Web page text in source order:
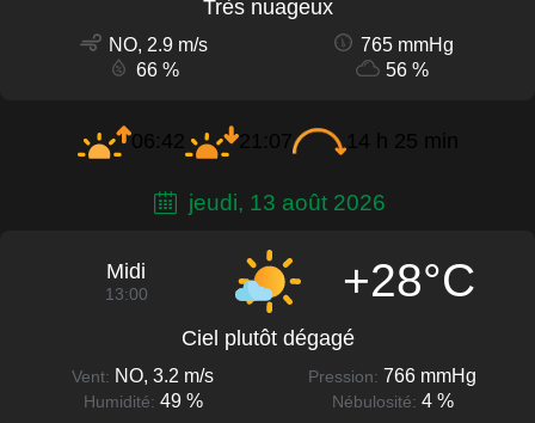
Très nuageux
NO, 2.9 m/s
765 mmHg
66 %
56 %
06:42 21:07 14 h 25 min
jeudi, 13 août 2026
Midi
13:00 +28°C
Ciel plutôt dégagé
Vent: NO, 3.2 m/s Pression: 766 mmHg
Humidité: 49 % Nébulosité: 4 %